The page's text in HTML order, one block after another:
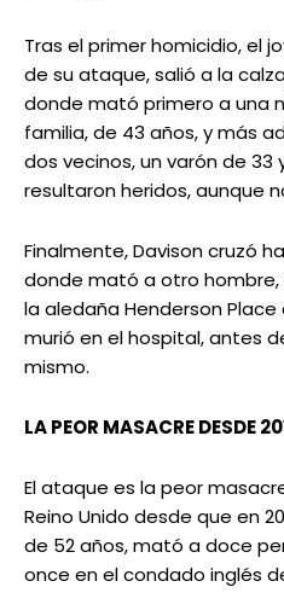
Tras el primer homicidio, el
de su ataque, salió a la
donde mató primero a una
familia, de 43 años, y más
dos vecinos, un varón de 33
resultaron heridos, aunque
Finalmente, Davison cruzó
donde mató a otro hombre,
la aledaña Henderson
murió en el hospital, antes
mismo.
LA PEOR MASACRE DESDE
El ataque es la peor
Reino Unido desde que en
de 52 años, mató a doce
once en el condado inglés